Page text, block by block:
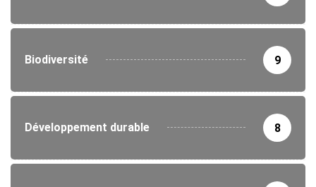
Biodiversité 9
Développement durable 8